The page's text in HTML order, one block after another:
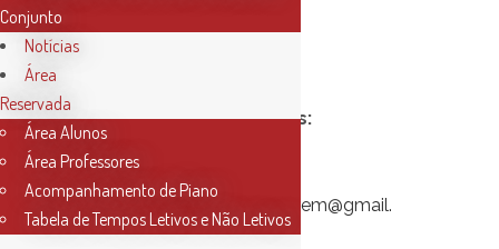
Data: Mês de Dezembro
Informações e Reservas:
conservatoriosantarem@gmail.
com
Conjunto
Notícias
Área
Reservada
Área Alunos
Área Professores
Acompanhamento de Piano
Tabela de Tempos Letivos e Não Letivos